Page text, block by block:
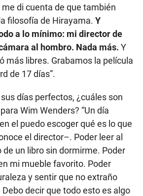
di cuenta de que también
filosofía de Hirayama. Y
a lo mínimo: mi director de
al hombro. Nada más. Y
más libres. Grabamos la película
de 17 días”.
días perfectos, ¿cuáles son
Wim Wenders? “Un día
el puedo escoger qué es lo que
el director–. Poder leer al
un libro sin dormirme. Poder
mi mueble favorito. Poder
y sentir que no extraño
decir que todo esto es algo